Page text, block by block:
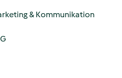
& Kommunikation